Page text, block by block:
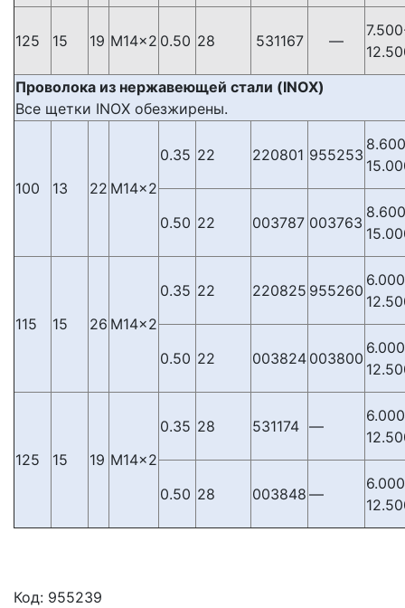
125 15 19 М14×2 0.50 28 531167 —
Проволока из нержавеющей стали (INOX)
Все щетки INOX обезжирены.
100 13 22 М14×2
0.35 22 220801 955253
0.50 22 003787 003763
115 15 26 М14×2
0.35 22 220825 955260
0.50 22 003824 003800
125 15 19 М14×2
0.35 28 531174 —
0.50 28 003848 —
Код: 955239